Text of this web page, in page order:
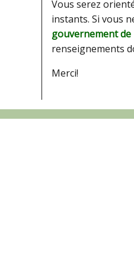
Vous serez
instants. Si vous
gouvernement
renseignements
Merci!